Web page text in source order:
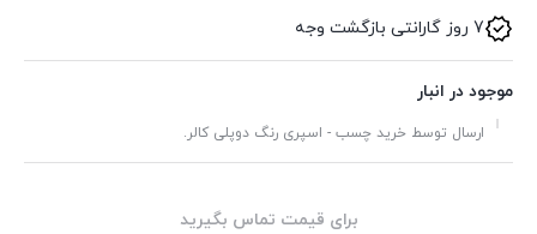
7 روز گارانتی بازگشت وجه
موجود در انبار
ارسال توسط خرید چسب - اسپری رنگ دوپلی کالر.
برای قیمت تماس بگیرید